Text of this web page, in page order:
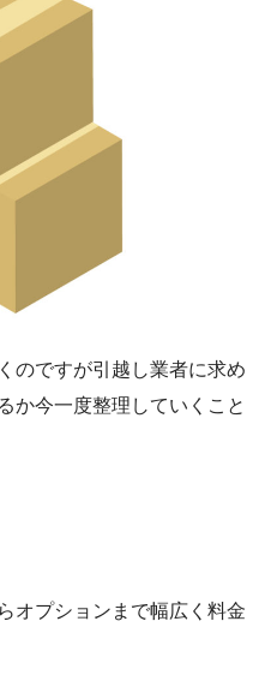
のですが引越し業者に求め
か今一度整理していくこと
オプションまで幅広く料金